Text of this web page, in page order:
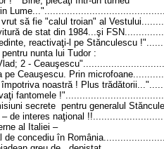
vrut să fie "calul troian" al
de stat din 1984...şi
reactivaţi-l pe Stănculescu
nunta lui Tudor :
2 -
pe Ceauşescu. Prin
împotriva noastră ! Plus
fantomele
secrete pentru generalul
– de interes naţional
al Italiei –
de concediu în